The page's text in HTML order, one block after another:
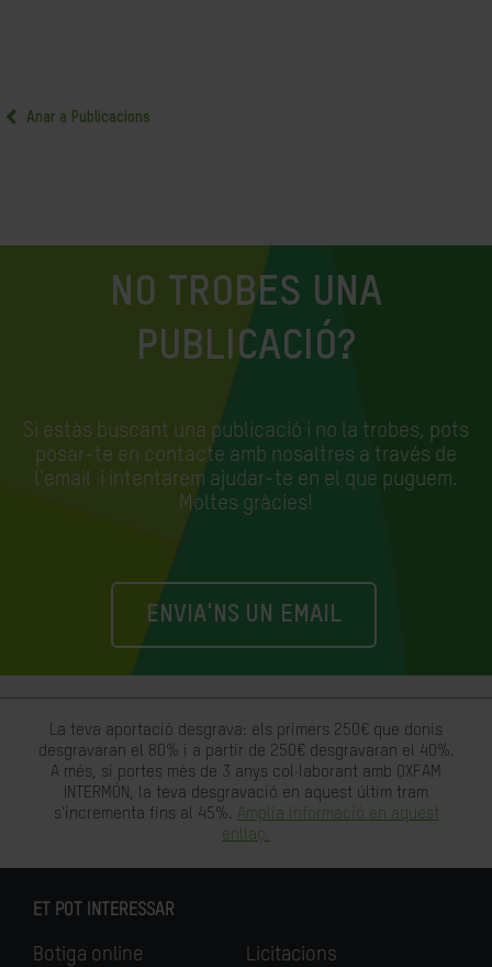
Anar a Publicacions
NO TROBES UNA
PUBLICACIÓ?
Si estàs buscant una publicació i no la trobes, pots
posar-te en contacte amb nosaltres a través de
l'email i intentarem ajudar-te en el que puguem.
Moltes gràcies!
ENVIA'NS UN EMAIL
La teva aportació desgrava: els primers 250€ que donis
desgravaran el 80% i a partir de 250€ desgravaran el 40%.
A més, si portes més de 3 anys col·laborant amb OXFAM
INTERMÓN, la teva desgravació en aquest últim tram
s'incrementa fins al 45%. Amplia informació en aquest
enllaç.
ET POT INTERESSAR
Botiga online
Licitacions